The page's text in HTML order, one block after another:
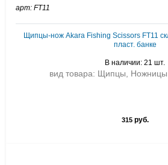
арт: FT11
Щипцы-нож Akara Fishing Scissors FT11
пласт. банке
В наличии: 21 шт.
вид товара: Щипцы, Ножницы
315руб.